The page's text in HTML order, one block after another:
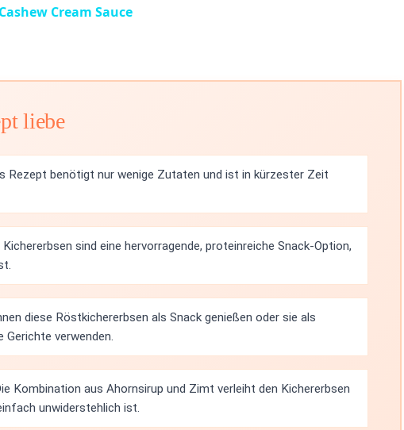
Cream Sauce
liebe
Rezept benötigt nur wenige Zutaten und ist in kürzester Zeit
sind eine hervorragende, proteinreiche Snack-Option,
diese Röstkichererbsen als Snack genießen oder sie als
Gerichte verwenden.
Kombination aus Ahornsirup und Zimt verleiht den Kichererbsen
unwiderstehlich ist.